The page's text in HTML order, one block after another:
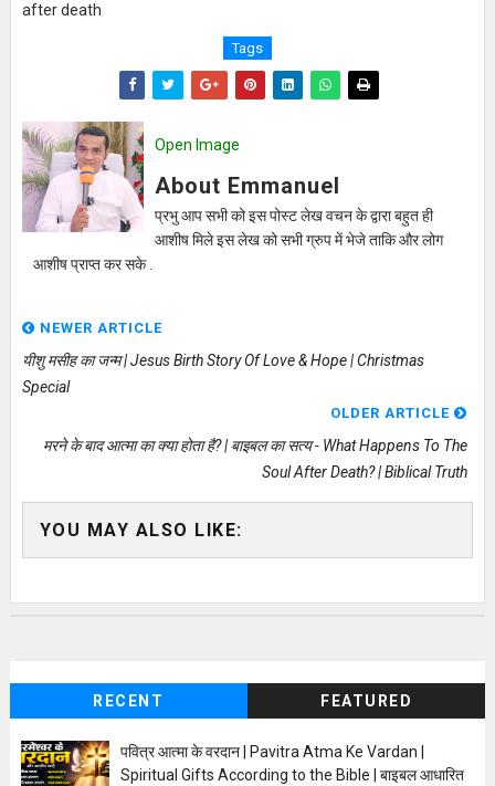
after death
Tags
Open Image
About Emmanuel
प्रभु आप सभी को इस पोस्ट लेख वचन के द्वारा बहुत ही
आशीष मिले इस लेख को सभी ग्रुप में भेजे ताकि और लोग
आशीष प्राप्त कर सके .
NEWER ARTICLE
यीशु मसीह का जन्म | Jesus Birth Story Of Love & Hope | Christmas
Special
OLDER ARTICLE
मरने के बाद आत्मा का क्या होता है? | बाइबल का सत्य - What Happens To The
Soul After Death? | Biblical Truth
YOU MAY ALSO LIKE:
RECENT FEATURED
पवित्र आत्मा के वरदान | Pavitra Atma Ke Vardan |
Spiritual Gifts According to the Bible | बाइबल आधारित